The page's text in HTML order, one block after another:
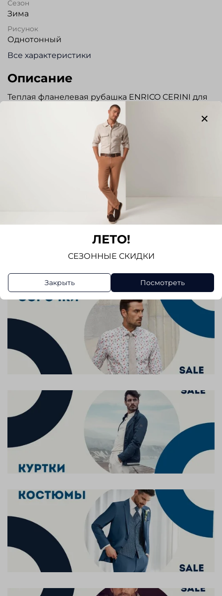
Сезон
Зима
Рисунок
Однотонный
Все характеристики
Описание
Теплая фланелевая рубашка ENRICO CERINI для
повседневной носки полуприлегающего
силуэта, из высококачественной смесовой ткани.
Модель без кармана. Регулируемый манжет.
Прекрасно сочетается с джинсами, а также
брюками чинос. Прекрасный вариант для
Отзывов еще никто не оставлял
ЛЕТО!
СЕЗОННЫЕ СКИДКИ
Закрыть Посмотреть